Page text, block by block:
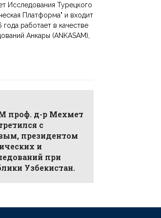
Исследования Турецкого
Платформа" и входит
работает в качестве
Анкары (ANKASAM),
проф. д-р Мехмет
с
президентом
и
при
Узбекистан.